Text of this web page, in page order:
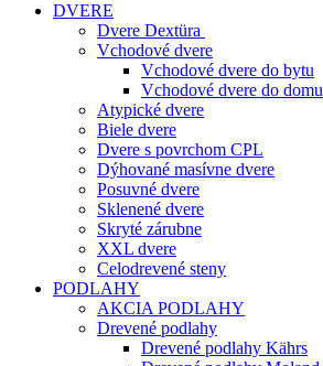
DVERE
Dvere Dextüra
Vchodové dvere
Vchodové dvere do bytu
Vchodové dvere do domu
Atypické dvere
Biele dvere
Dvere s povrchom CPL
Dýhované masívne dvere
Posuvné dvere
Sklenené dvere
Skryté zárubne
XXL dvere
Celodrevené steny
PODLAHY
AKCIA PODLAHY
Drevené podlahy
Drevené podlahy Kährs